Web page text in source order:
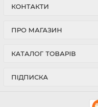
КОНТАКТИ
ПРО МАГАЗИН
КАТАЛОГ ТОВАРІВ
ПІДПИСКА